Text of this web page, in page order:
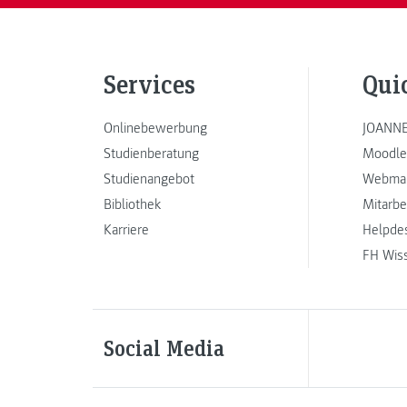
Services
Onlinebewerbung
Studienberatung
Studienangebot
Bibliothek
Karriere
FH
Social Media